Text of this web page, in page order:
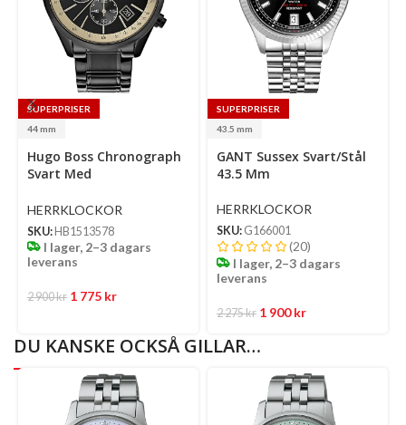
SUPERPRISER
44 mm
options
Hugo Boss Chronograph
Svart Med
Självlysande Visare/Stål
44 Mm
HERRKLOCKOR
SKU: HB1513578
I lager, 2–3 dagars
leverans
2 900kr 1 775 kr
SUPERPRISER
43.5 mm
options
GANT Sussex Svart/Stål
43.5 Mm
HERRKLOCKOR
SKU: G166001
(20)
I lager, 2–3 dagars
leverans
2 275kr 1 900kr
DU KANSKE OCKSÅ GILLAR…